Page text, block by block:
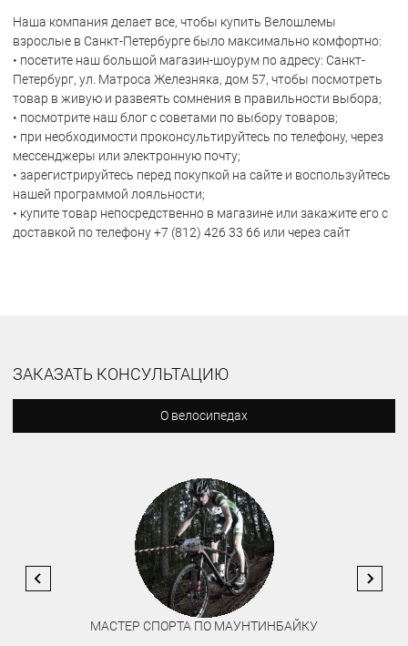
Наша компания делает все, чтобы купить Велошлемы
взрослые в Санкт-Петербурге было максимально комфортно:
• посетите наш большой магазин-шоурум по адресу: Санкт-
Петербург, ул. Матроса Железняка, дом 57, чтобы посмотреть
товар в живую и развеять сомнения в правильности выбора;
• посмотрите наш блог с советами по выбору товаров;
• при необходимости проконсультируйтесь по телефону, через
мессенджеры или электронную почту;
• зарегистрируйтесь перед покупкой на сайте и воспользуйтесь
нашей программой лояльности;
• купите товар непосредственно в магазине или закажите его с
доставкой по телефону +7 (812) 426 33 66 или через сайт
ЗАКАЗАТЬ КОНСУЛЬТАЦИЮ
О велосипедах
МАСТЕР СПОРТА ПО МАУНТИНБАЙКУ